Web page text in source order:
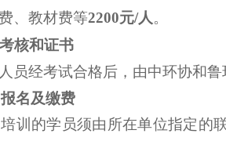
、 教材费等2200元/人 。
核和证书
员经考试合格后，由中环协和鲁
报名及缴费
训的学员须由所在单位指定的